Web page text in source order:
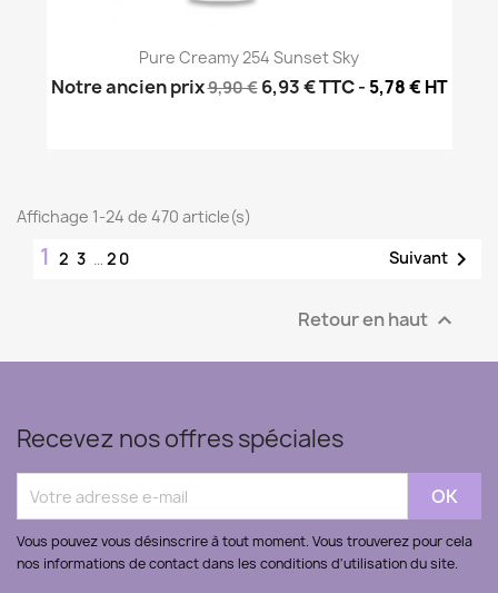
Pure Creamy 254 Sunset Sky
Notre ancien prix9,90 € 6,93 €TTC- 5,78 € HT
Affichage 1-24 de 470 article(s)
1 2 3 … 20 Suivant 
Retour en haut 
Recevez nos offres spéciales
Vous pouvez vous désinscrire à tout moment. Vous trouverez pour cela
nos informations de contact dans les conditions d'utilisation du site.